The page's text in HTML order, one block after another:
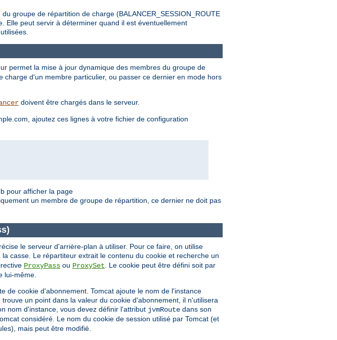
groupe de répartition de charge (BALANCER_SESSION_ROUTE
Elle peut servir à déterminer quand il est éventuellement
permet la mise à jour dynamique des membres du groupe de
d'un membre particulier, ou passer ce dernier en mode hors
doivent être chargés dans le serveur.
ajoutez ces lignes à votre fichier de configuration
pour afficher la page
un membre de groupe de répartition, ce dernier ne doit pas
le serveur d'arrière-plan à utiliser. Pour ce faire, on utilise
la casse. Le répartiteur extrait le contenu du cookie et recherche un
ProxyPass ou ProxySet . Le cookie peut être défini soit par
lui-même.
de cookie d'abonnement. Tomcat ajoute le nom de l'instance
un point dans la valeur du cookie d'abonnement, il n'utilisera
nom d'instance, vous devez définir l'attribut jvmRoute dans son
considéré. Le nom du cookie de session utilisé par Tomcat (et
mais peut être modifié.